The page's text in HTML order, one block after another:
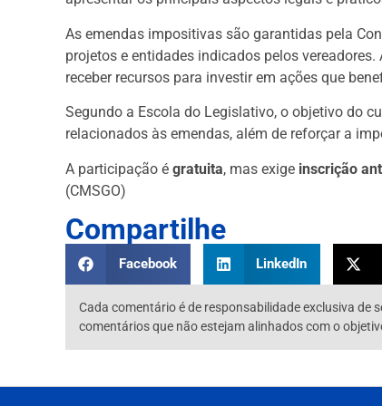
As emendas impositivas são garantidas pela
projetos e entidades indicados pelos
receber recursos para investir em ações que
Segundo a Escola do Legislativo, o objetivo do
relacionados às emendas, além de reforçar a
A participação é gratuita, mas exige inscrição
(CMSGO)
Compartilhe
Facebook LinkedIn
Cada comentário é de responsabilidade exclusiva de
comentários que não estejam alinhados com o